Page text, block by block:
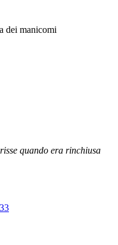
dei manicomi
quando era rinchiusa
33